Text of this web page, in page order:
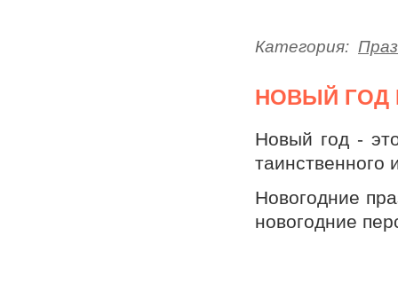
Категория:
НОВЫЙ ГОД
Новый год -
таинственного
Новогодние
новогодние